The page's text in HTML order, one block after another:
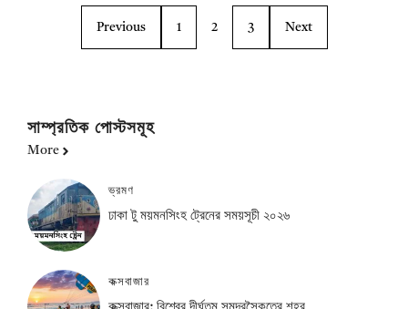
Previous 1 2 3 Next
সাম্প্রতিক পোস্টসমূহ
More
ভ্রমণ
ঢাকা টু ময়মনসিংহ ট্রেনের সময়সূচী ২০২৬
কক্সবাজার